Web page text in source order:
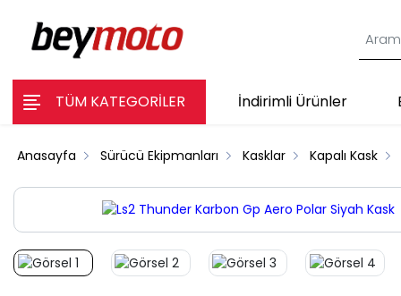
TÜM KATEGORİLER İndirimli Ürünler
Anasayfa Sürücü Ekipmanları Kasklar Kapalı Kask